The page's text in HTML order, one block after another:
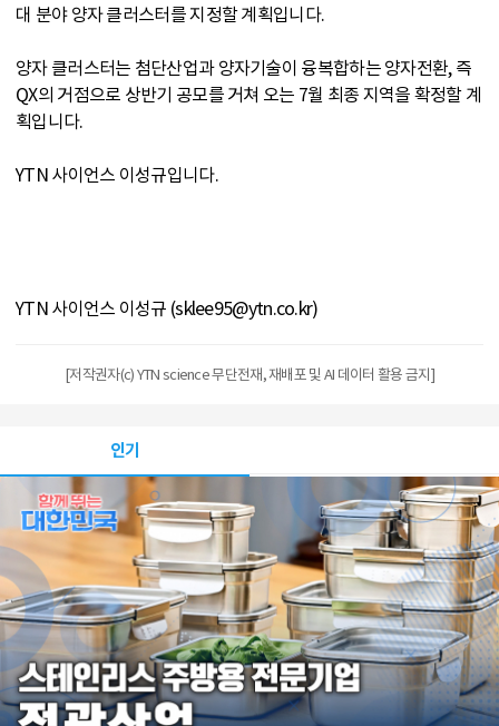
대 분야 양자 클러스터를 지정할 계획입니다.
양자 클러스터는 첨단산업과 양자기술이 융복합하는 양자전환, 즉
QX의 거점으로 상반기 공모를 거쳐 오는 7월 최종 지역을 확정할 계
획입니다.
YTN 사이언스 이성규입니다.
YTN 사이언스 이성규 (sklee95@ytn.co.kr)
[저작권자(c) YTN science 무단전재, 재배포 및 AI 데이터 활용 금지]
인기